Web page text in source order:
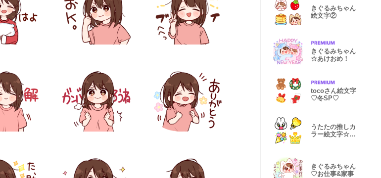
きぐるみちゃん
絵文字②
きぐるみちゃん
☆あけおめ！
tocoさん絵文字
♡冬SP♡
うたたの推しカ
ラー絵文字☆黄
きぐるみちゃん
♡お仕事&家事